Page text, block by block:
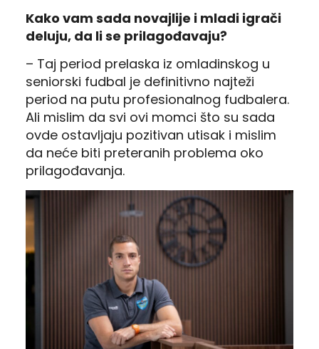
Kako vam sada novajlije i mladi igrači
deluju, da li se prilagođavaju?
– Taj period prelaska iz omladinskog u
seniorski fudbal je definitivno najteži
period na putu profesionalnog fudbalera.
Ali mislim da svi ovi momci što su sada
ovde ostavljaju pozitivan utisak i mislim
da neće biti preteranih problema oko
prilagođavanja.